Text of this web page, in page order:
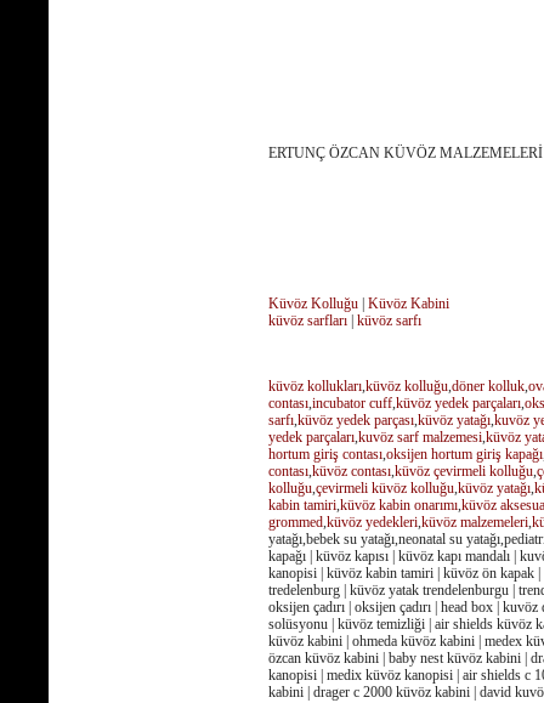
ERTUNÇ ÖZCAN KÜVÖZ MALZEMELERİ
Küvöz Kolluğu Küvöz Kabini
küvöz sarfları küvöz sarfı
küvöz kollukları,küvöz kolluğu,döner kolluk,
contası,incubator cuff,küvöz yedek parçaları,
sarfı,küvöz yedek parçası,küvöz yatağı,kuvöz
yedek parçaları,kuvöz sarf malzemesi,küvöz
hortum giriş contası,oksijen hortum giriş kapağı
contası,küvöz contası,küvöz çevirmeli kolluğu,
kolluğu,çevirmeli küvöz kolluğu,küvöz yatağı,
kabin tamiri,küvöz kabin onarımı,küvöz
grommed,küvöz yedekleri,küvöz malzemeleri,
yatağı,bebek su yatağı,neonatal su
kapağı | küvöz kapısı | küvöz kapı mandalı |
kanopisi | küvöz kabin tamiri | küvöz ön kapak
tredelenburg | küvöz yatak trendelenburgu |
oksijen çadırı | oksijen çadırı | head box |
solüsyonu | küvöz temizliği | air shields küvöz
küvöz kabini | ohmeda küvöz kabini | medex
özcan küvöz kabini | baby nest küvöz kabini |
kanopisi | medix küvöz kanopisi | air shields c
kabini | drager c 2000 küvöz kabini | david